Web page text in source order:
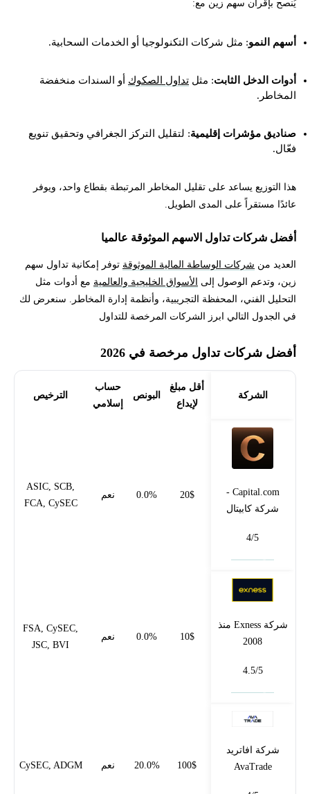
يُنصح بإقران سهم زين مع:
أسهم النمو: مثل شركات التكنولوجيا أو الخدمات السحابية.
أدوات الدخل الثابت: مثل تداول الصكوك أو السندات منخفضة
المخاطر.
صناديق مؤشرات إقليمية: لتقليل التركز الجغرافي وتحقيق تنويع
فعّال.
هذا التوزيع يساعد على تقليل المخاطر المرتبطة بقطاع واحد، ويوفر
عائدًا مستقراً على المدى الطويل.
أفضل شركات تداول الاسهم الموثوقة عالميا
العديد من شركات الوساطة المالية الموثوقة توفر إمكانية تداول سهم
زين، وتدعم الوصول إلى الأسواق الخليجية والعالمية مع أدوات مثل
التحليل الفني، المحفظة التجريبية، وأنظمة إدارة المخاطر. سنعرض لك
في الجدول التالي ابرز الشركات المرخصة للتداول
أفضل شركات تداول مرخصة في 2026
الشركة
أقل مبلغ
لإيداع
البونص
حساب
إسلامي
الترخيص
Capital.com -
شركة كابيتال
4/5
20$
0.0% نعم
ASIC, SCB,
FCA, CySEC
شركة Exness منذ
2008
4.5/5
10$
0.0% نعم
FSA, CySEC,
JSC, BVI
شركة افاتريد
AvaTrade
100$
20.0% نعم CySEC, ADGM